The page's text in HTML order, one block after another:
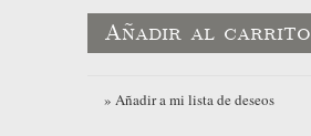
Añadir al carrito
» Añadir a mi lista de deseos